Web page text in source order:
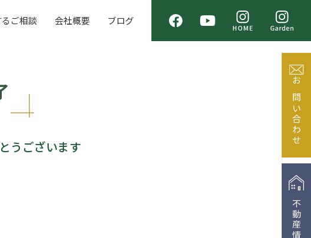
ご相談 会社概要 ブログ
うございます
お問い合わせ
不動産情報